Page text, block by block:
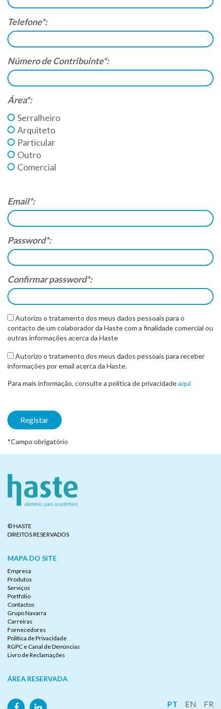
Telefone*:
Número de Contribuinte*:
Área*:
Serralheiro
Arquiteto
Particular
Outro
Comercial
Email*:
Password*:
Confirmar password*:
Autorizo o tratamento dos meus dados pessoais para o
contacto de um colaborador da Haste com a finalidade comercial ou
outras informações acerca da Haste
Autorizo o tratamento dos meus dados pessoais para receber
informações por email acerca da Haste.
Para mais informação, consulte a política de privacidadeaqui
Registar
*Campo obrigatório
© HASTE
DIREITOS RESERVADOS
MAPA DO SITE
Empresa
Produtos
Serviços
Portfólio
Contactos
Grupo Navarra
Carreiras
Fornecedores
Política de Privacidade
RGPC e Canal de Denúncias
Livro de Reclamações
ÁREA RESERVADA
PT EN FR